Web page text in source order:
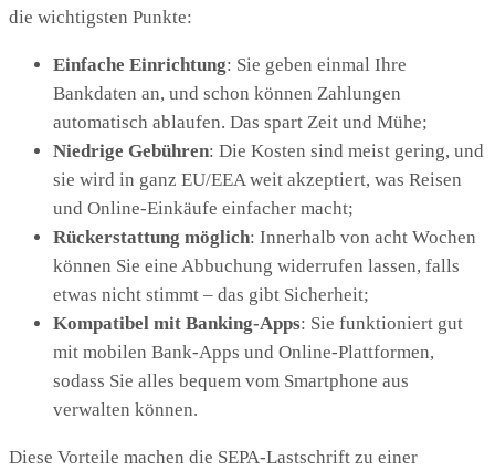
die wichtigsten Punkte:
Einfache Einrichtung: Sie geben einmal Ihre
Bankdaten an, und schon können Zahlungen
automatisch ablaufen. Das spart Zeit und Mühe;
Niedrige Gebühren: Die Kosten sind meist gering, und
sie wird in ganz EU/EEA weit akzeptiert, was Reisen
und Online-Einkäufe einfacher macht;
Rückerstattung möglich: Innerhalb von acht Wochen
können Sie eine Abbuchung widerrufen lassen, falls
etwas nicht stimmt – das gibt Sicherheit;
Kompatibel mit Banking-Apps: Sie funktioniert gut
mit mobilen Bank-Apps und Online-Plattformen,
sodass Sie alles bequem vom Smartphone aus
verwalten können.
Diese Vorteile machen die SEPA-Lastschrift zu einer